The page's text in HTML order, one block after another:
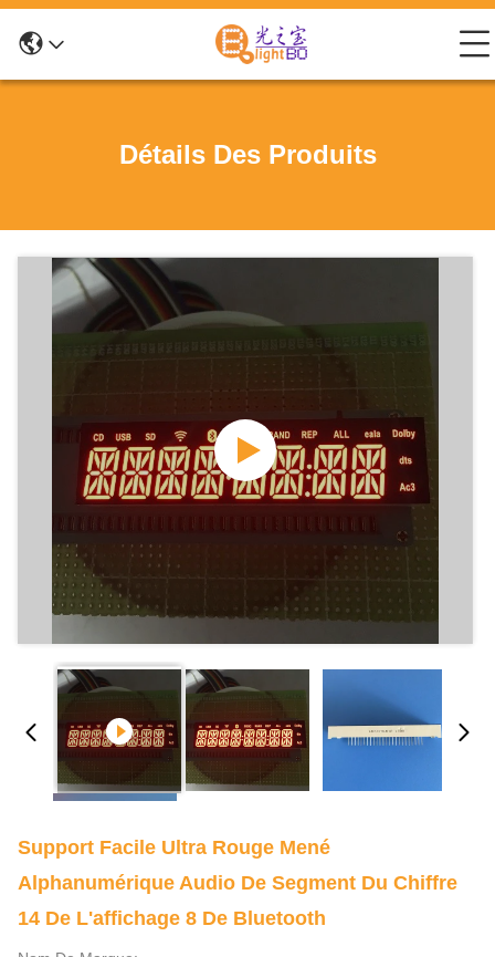
Détails Des Produits
Support Facile Ultra Rouge Mené
Alphanumérique Audio De Segment Du Chiffre
14 De L'affichage 8 De Bluetooth